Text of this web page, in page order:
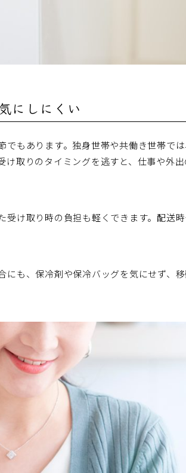
にしにくい
でもあります。独身世帯や共働き世帯で
取りのタイミングを逃すと、仕事や外
受け取り時の負担も軽くできます。配送
にも、保冷剤や保冷バッグを気にせず、